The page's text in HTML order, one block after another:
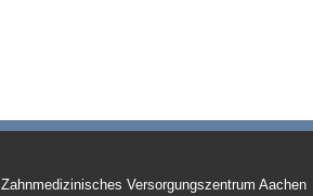
Zahnmedizinisches Versorgungszentrum Aachen